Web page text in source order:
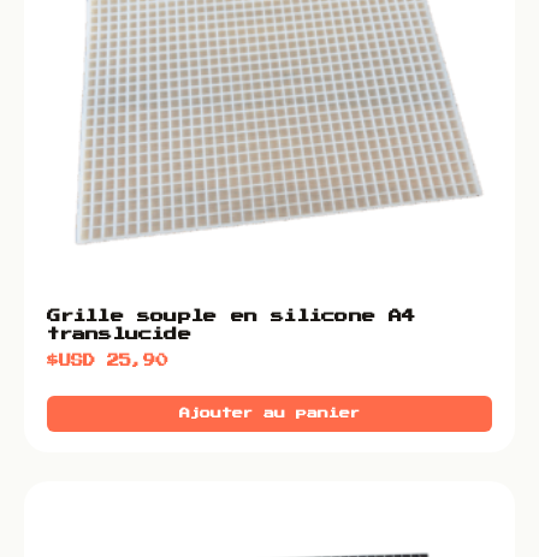
Grille souple en silicone A4
translucide
$USD25,90
Ajouter au panier